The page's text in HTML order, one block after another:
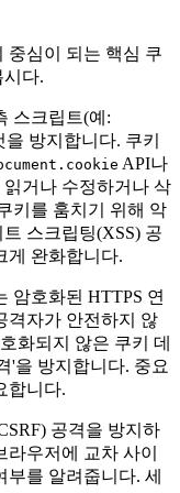
중심이 되는 핵심 쿠
다.
스크립트(예:
방지합니다. 쿠키
API나
거나 수정하거나 삭
키를 훔치기 위해 악
스크립팅(XSS) 공
게 완화합니다.
암호화된 HTTPS 연
격자가 안전하지 않
화되지 않은 쿠키 데
'을 방지합니다. 중요
합니다.
공격을 방지하
라우저에 교차 사이
부를 알려줍니다. 세